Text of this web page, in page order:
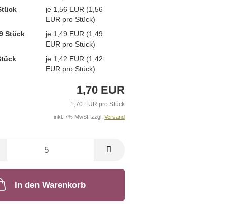
je 1,56 EUR (1,56
EUR pro Stück)
Stück
je 1,49 EUR (1,49
EUR pro Stück)
je 1,42 EUR (1,42
EUR pro Stück)
1,70 EUR
1,70 EUR pro Stück
inkl. 7% MwSt. zzgl. Versand
In den Warenkorb